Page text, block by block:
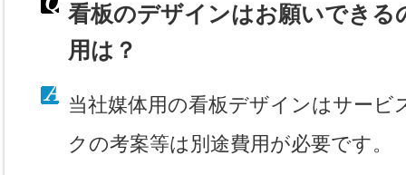
看板のデザインはお願いでき
用は？
当社媒体用の看板デザインはサー
クの考案等は別途費用が必要です。